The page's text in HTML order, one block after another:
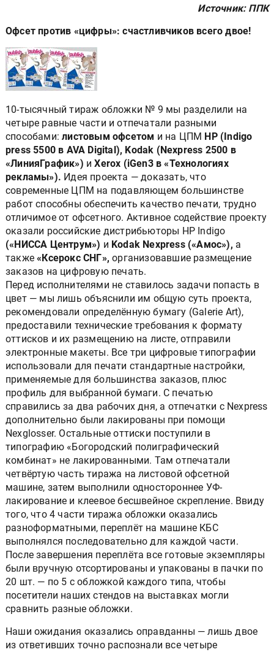
Источник: ППК
Офсет против «цифры»: счастливчиков всего двое!
10-тысячный тираж обложки № 9 мы разделили на
четыре равные части и отпечатали разными
способами:листовым офсетом и на ЦПМ HP (Indigo
press 5500 в AVA Digital), Kodak (Nexpress 2500 в
«ЛинияГрафик») иXerox (iGen3 в «Технологиях
рекламы»). Идея проекта — доказать, что
современные ЦПМ на подавляющем большинстве
работ способны обеспечить качество печати, трудно
отличимое от офсетного. Активное содействие проекту
оказали российские дистрибьюторы HP Indigo
(«НИССА Центрум») и Kodak Nexpress («Амос»), а
также«Ксерокс СНГ», организовавшие размещение
заказов на цифровую печать.
Перед исполнителями не ставилось задачи попасть в
цвет — мы лишь объяснили им общую суть проекта,
рекомендовали определённую бумагу (Galerie Art),
предоставили технические требования к формату
оттисков и их размещению на листе, отправили
электронные макеты. Все три цифровые типографии
использовали для печати стандартные настройки,
применяемые для большинства заказов, плюс
профиль для выбранной бумаги. С печатью
справились за два рабочих дня, а отпечатки с Nexpress
дополнительно были лакированы при помощи
Nexglosser. Остальные оттиски поступили в
типографию «Богородский полиграфический
комбинат» не лакированными. Там отпечатали
четвёртую часть тиража на листовой офсетной
машине, затем выполнили одностороннее УФ-
лакирование и клеевое бесшвейное скрепление. Ввиду
того, что 4 части тиража обложки оказались
разноформатными, переплёт на машине КБС
выполнялся последовательно для каждой части.
После завершения переплёта все готовые экземпляры
были вручную отсортированы и упакованы в пачки по
20 шт. — по 5 с обложкой каждого типа, чтобы
посетители наших стендов на выставках могли
сравнить разные обложки.
Наши ожидания оказались оправданны — лишь двое
из ответивших точно распознали все четыре